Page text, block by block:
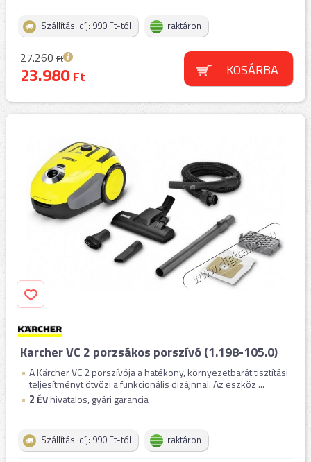
Szállítási díj: 990 Ft-tól raktáron
27.260Ft
23.980Ft KOSÁRBA
Karcher VC 2 porzsákos porszívó (1.198-105.0)
A Kärcher VC 2 porszívója a hatékony, környezetbarát tisztítási
teljesítményt ötvözi a funkcionális dizájnnal. Az eszköz ...
2 ÉVhivatalos, gyári garancia
Szállítási díj: 990 Ft-tól raktáron